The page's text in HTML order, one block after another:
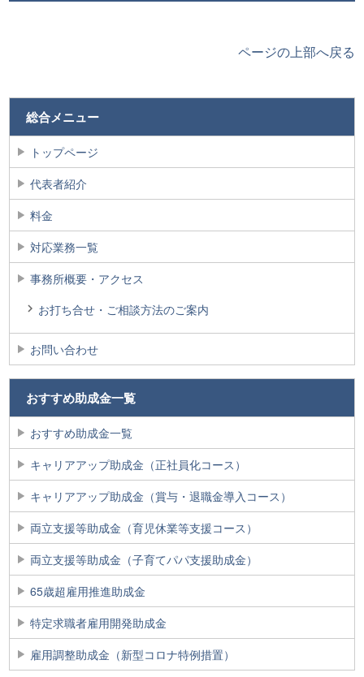
ページの上部へ戻る
総合メニュー
トップページ
代表者紹介
料金
対応業務一覧
事務所概要・アクセス
お打ち合せ・ご相談方法のご案内
お問い合わせ
おすすめ助成金一覧
おすすめ助成金一覧
キャリアアップ助成金（正社員化コース）
キャリアアップ助成金（賞与・退職金導入コース）
両立支援等助成金（育児休業等支援コース）
両立支援等助成金（子育てパパ支援助成金）
65歳超雇用推進助成金
特定求職者雇用開発助成金
雇用調整助成金（新型コロナ特例措置）